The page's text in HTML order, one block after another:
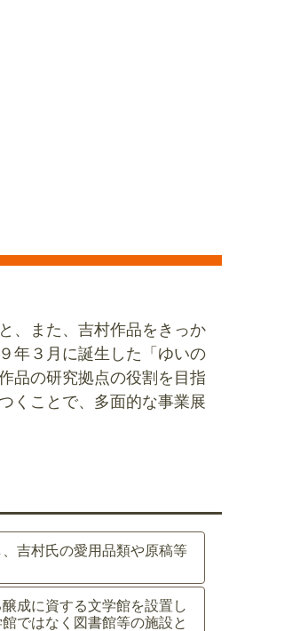
、また、吉村作品をきっか
年３月に誕生した「ゆいの
品の研究拠点の役割を目指
くことで、多面的な事業展
吉村氏の愛用品類や原稿等
成に資する文学館を設置し
ではなく図書館等の施設と